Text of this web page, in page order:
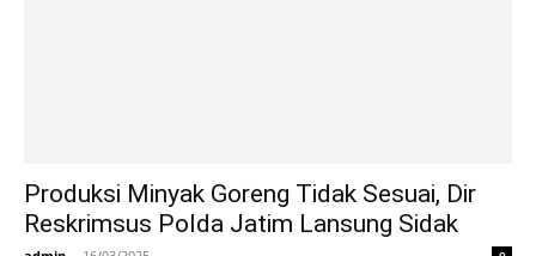
Produksi Minyak Goreng Tidak Sesuai, Dir
Reskrimsus Polda Jatim Lansung Sidak